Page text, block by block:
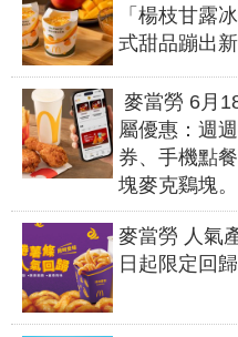
「楊枝甘露
式甜品蹦出
麥當勞 6月
屬優惠：週
券、手機點
塊麥克鷄塊。
麥當勞 人氣
日起限定回歸